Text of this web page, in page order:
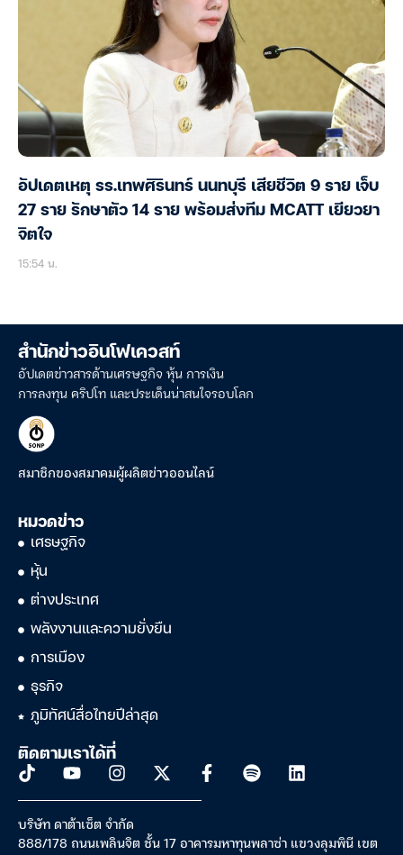
อัปเดตเหตุ รร.เทพศิรินทร์ นนทบุรี เสียชีวิต 9 ราย เจ็บ
27 ราย รักษาตัว 14 ราย พร้อมส่งทีม MCATT เยียวยา
จิตใจ
15:54 น.
สำนักข่าวอินโฟเควสท์
อัปเดตข่าวสารด้านเศรษฐกิจ หุ้น การเงิน
การลงทุน คริปโท และประเด็นน่าสนใจรอบโลก
สมาชิกของสมาคมผู้ผลิตข่าวออนไลน์
หมวดข่าว
เศรษฐกิจ
หุ้น
ต่างประเทศ
พลังงานและความยั่งยืน
การเมือง
ธุรกิจ
ภูมิทัศน์สื่อไทยปีล่าสุด
ติดตามเราได้ที่
บริษัท ดาต้าเซ็ต จำกัด
888/178 ถนนเพลินจิต ชั้น 17 อาคารมหาทุนพลาซ่า แขวงลุมพินี เขต